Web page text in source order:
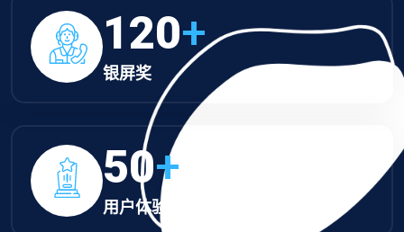
120+
银屏奖
50+
用户体验奖